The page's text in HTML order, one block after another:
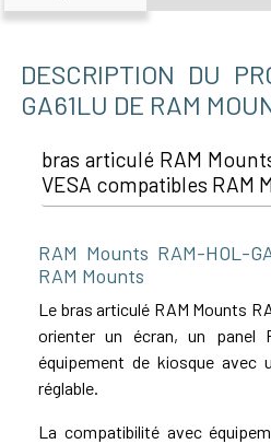
DESCRIPTION DU
GA61LU DE RAM
bras articulé RAM
VESA compatibles RAM
RAM Mounts RAM-HOL-
RAM Mounts
Le bras articulé RAM Mounts
orienter un écran, un panel
équipement de kiosque avec
réglable.
La compatibilité avec